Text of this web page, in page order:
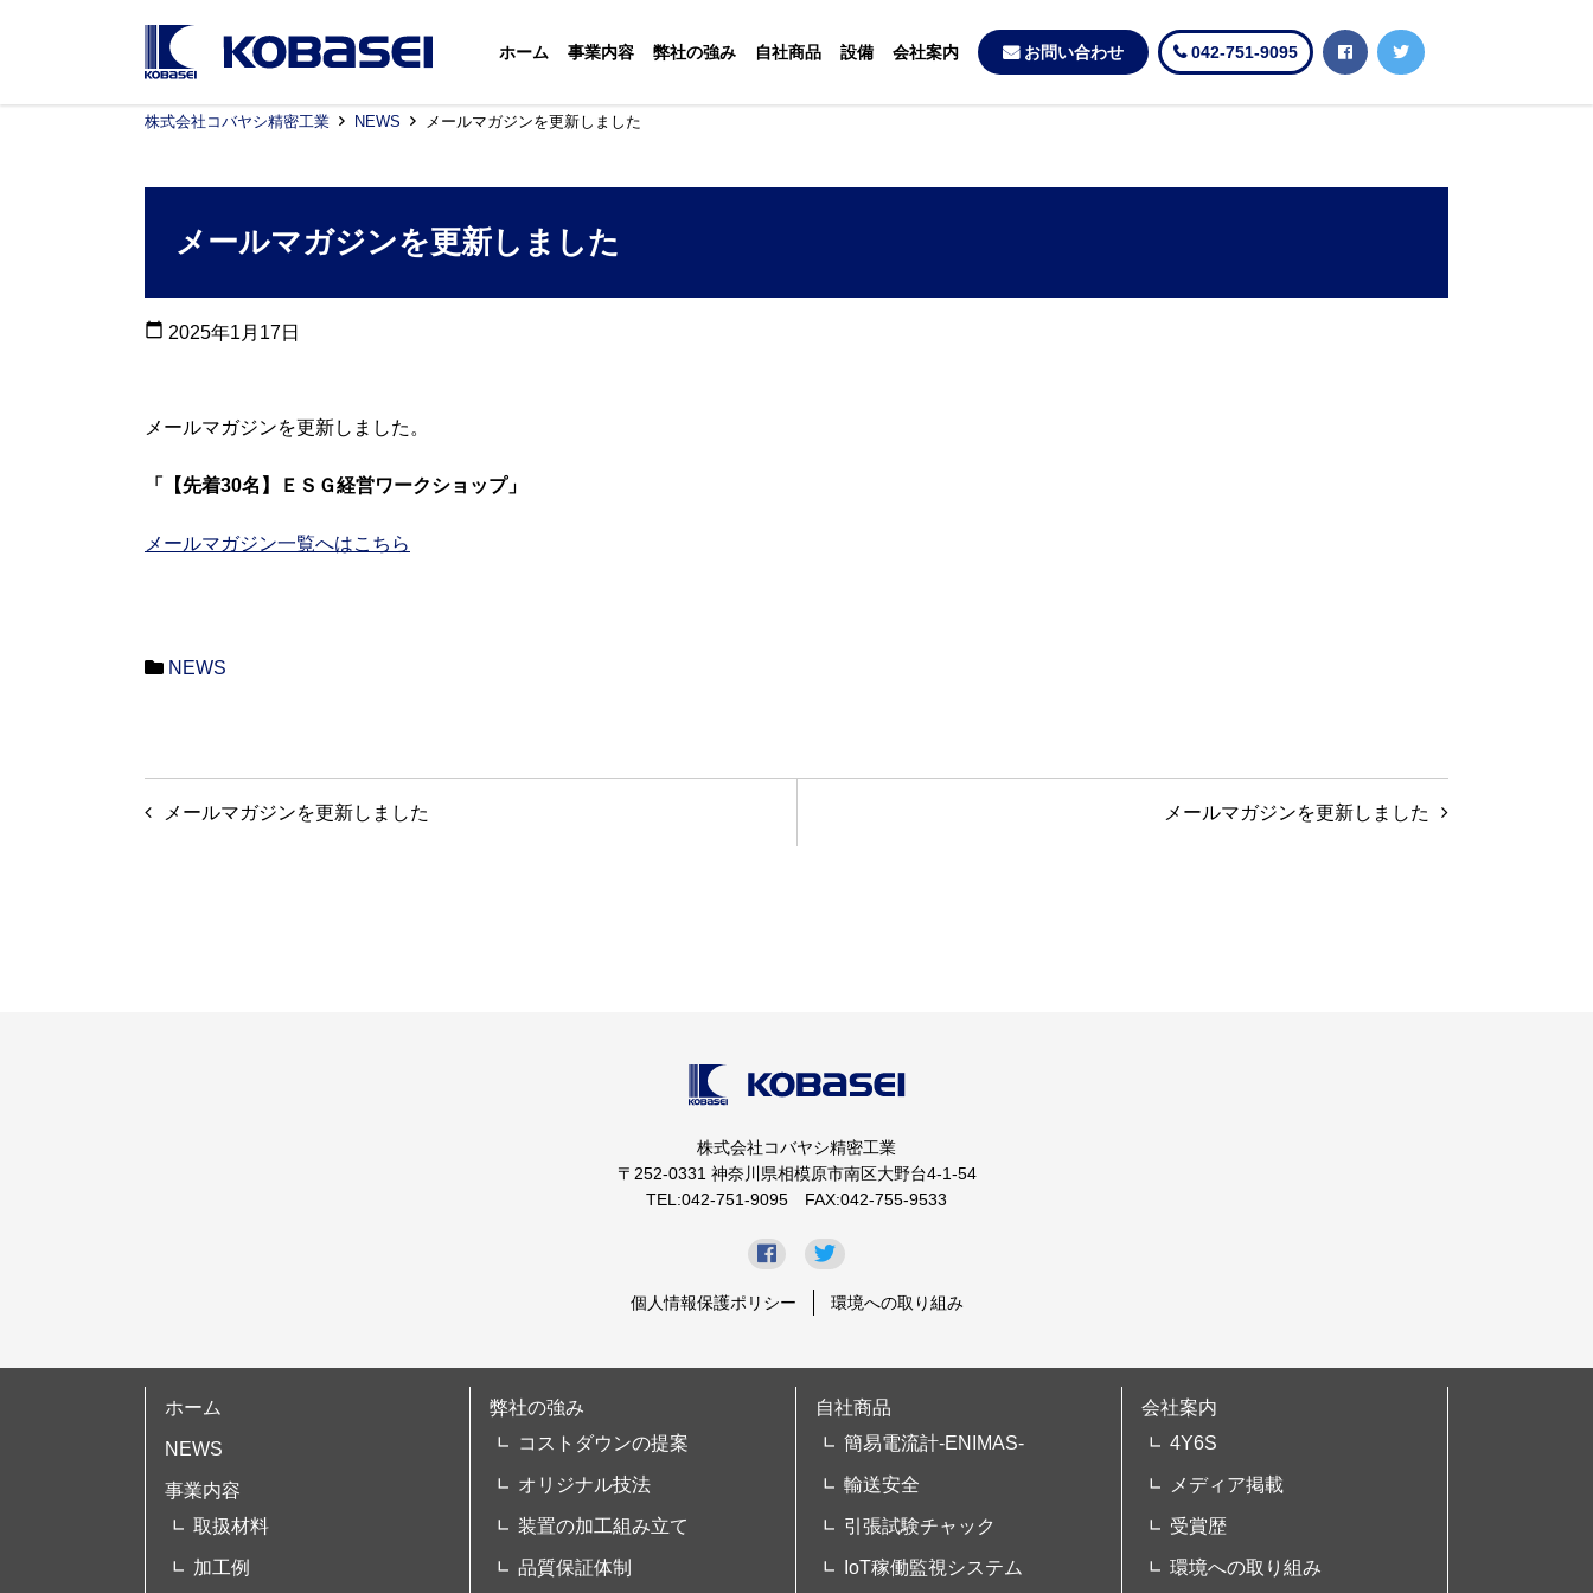
ホーム 事業内容 弊社の強み 自社商品 設備 会社案内 お問い合わせ 042-751-9095
株式会社コバヤシ精密工業 NEWS メールマガジンを更新しました
メールマガジンを更新しました
calendar_today 2025年1月17日
メールマガジンを更新しました。
「【先着30名】ＥＳＧ経営ワークショップ」
メールマガジン一覧へはこちら
NEWS
投
メールマガジンを更新しました
メールマガジンを更新しました
株式会社コバヤシ精密工業
〒252-0331 神奈川県相模原市南区大野台4-1-54
TEL:042-751-9095 FAX:042-755-9533
個人情報保護ポリシー 環境への取り組み
ホーム
NEWS
事業内容
取扱材料
加工例
弊社の強み
コストダウンの提案
オリジナル技法
装置の加工組み立て
品質保証体制
自社商品
簡易電流計-ENIMAS-
輸送安全
引張試験チャック
IoT稼働監視システム
会社案内
4Y6S
メディア掲載
受賞歴
環境への取り組み